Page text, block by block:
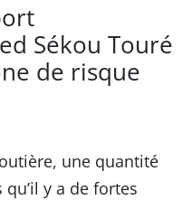
Sékou Touré
de risque
une quantité
qu’il y a de fortes